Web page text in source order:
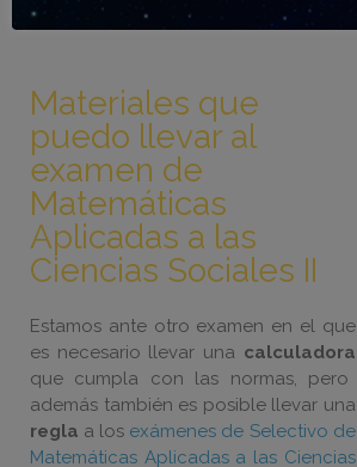
Materiales que
puedo llevar al
examen de
Matemáticas
Aplicadas a las
Ciencias Sociales II
Estamos ante otro examen en el que
es necesario llevar una calculadora
que cumpla con las normas, pero
además también es posible llevar una
regla a los exámenes de Selectivo de
Matemáticas Aplicadas a las Ciencias